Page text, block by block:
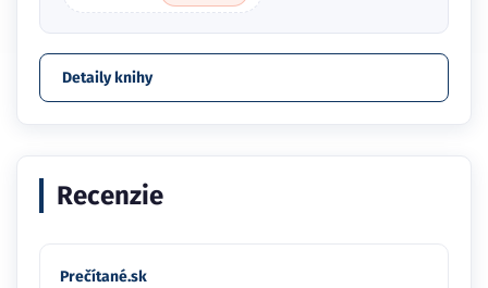
Detaily knihy
Recenzie
Prečítané.sk